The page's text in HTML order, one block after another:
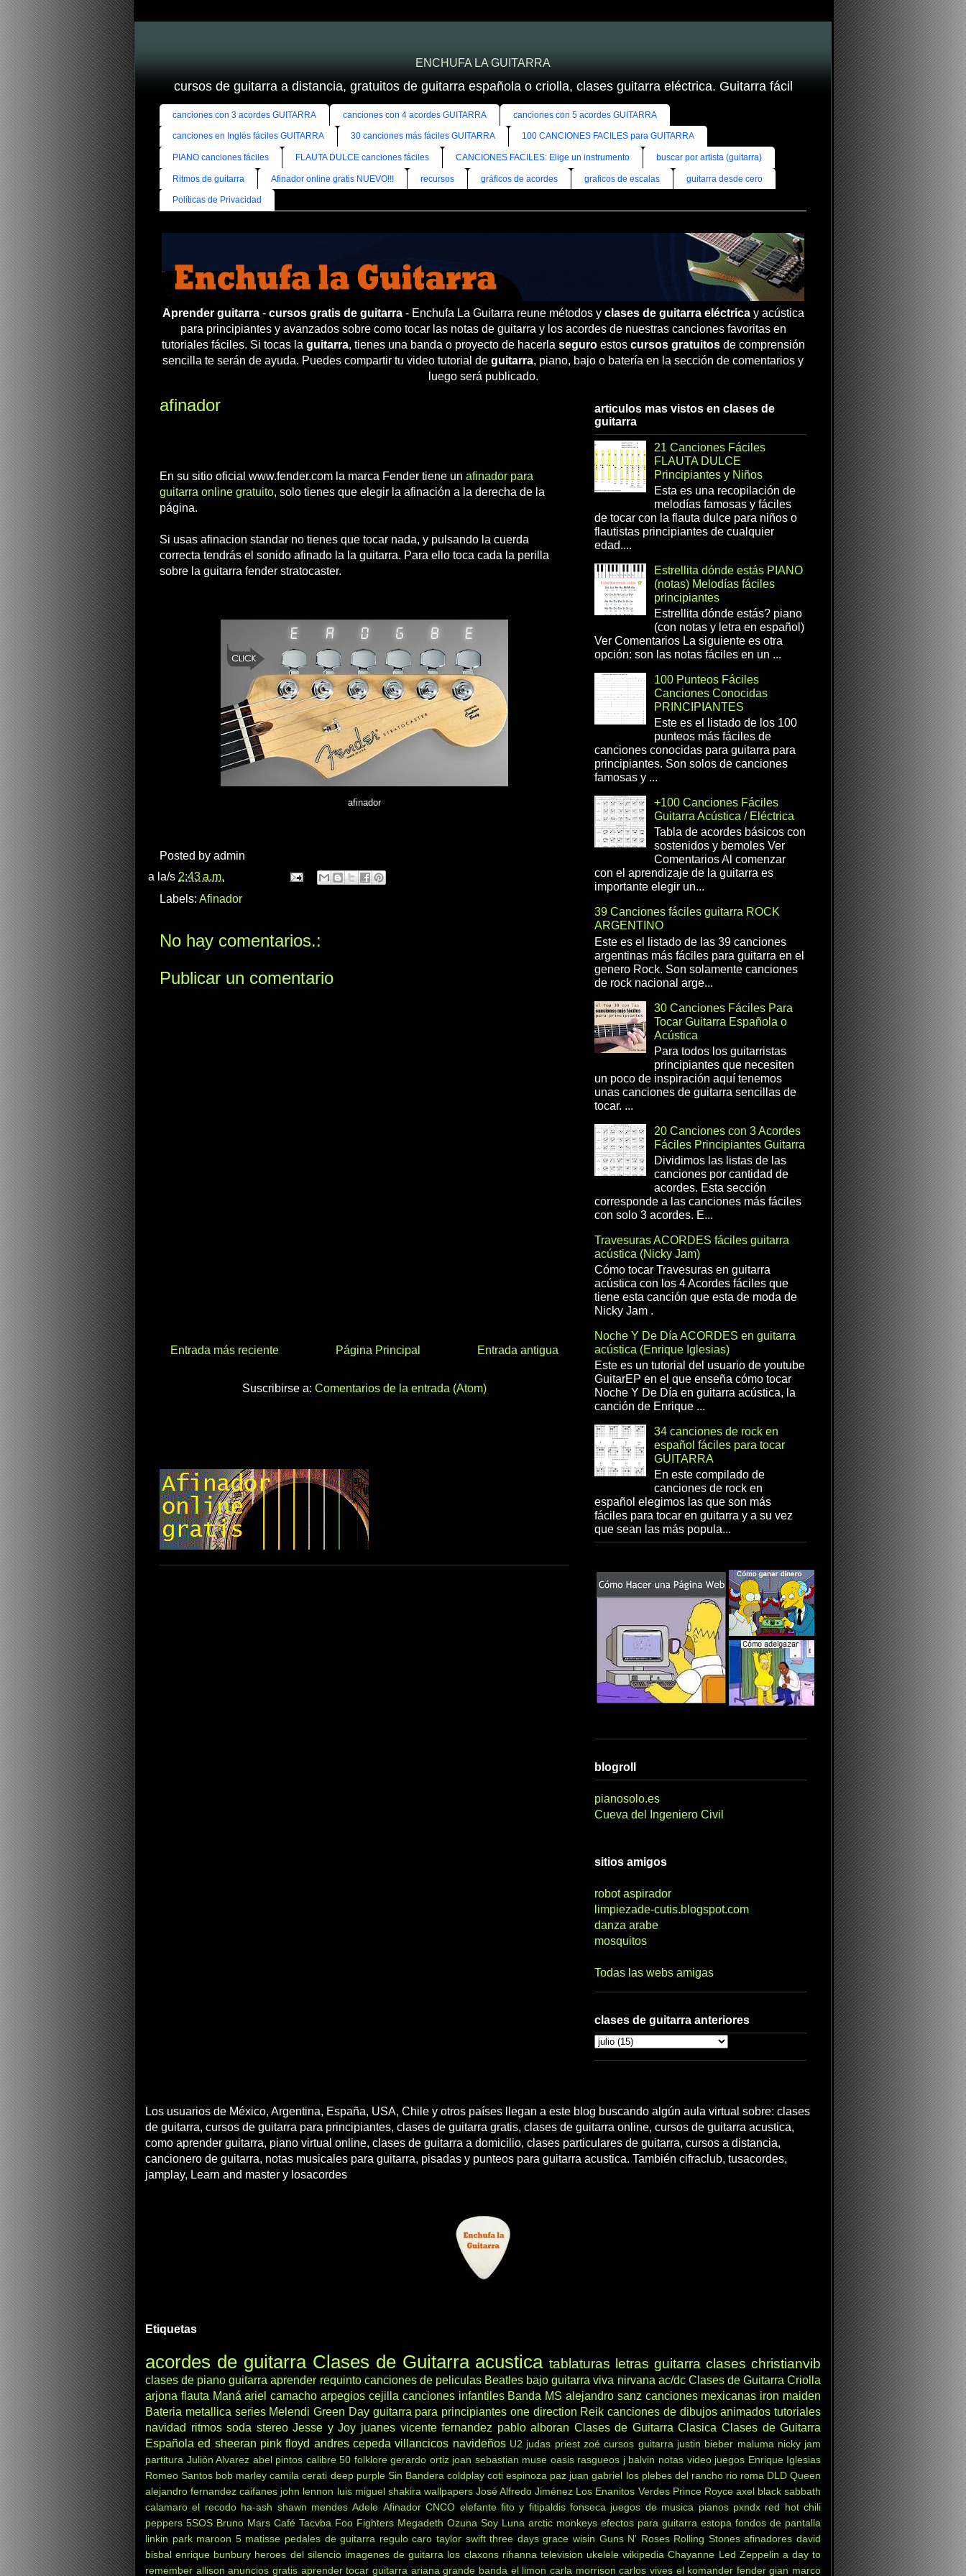
ENCHUFA LA GUITARRA
cursos de guitarra a distancia, gratuitos de guitarra española o criolla, clases guitarra eléctrica. Guitarra fácil
canciones con 3 acordes GUITARRA canciones con 4 acordes GUITARRA canciones con 5 acordes GUITARRA
canciones en Inglés fáciles GUITARRA 30 canciones más fáciles GUITARRA 100 CANCIONES FACILES para GUITARRA
PIANO canciones fáciles FLAUTA DULCE canciones fáciles CANCIONES FACILES: Elige un instrumento buscar por artista (guitarra)
Ritmos de guitarra Afinador online gratis NUEVO!!! recursos gráficos de acordes graficos de escalas guitarra desde cero
Políticas de Privacidad
Aprender guitarra- cursos gratis de guitarra- Enchufa La Guitarra reune métodos y clases de guitarra eléctricay acústica
para principiantes y avanzados sobre como tocar las notas de guitarra y los acordes de nuestras canciones favoritas en
tutoriales fáciles. Si tocas la guitarra, tienes una banda o proyecto de hacerla seguroestos cursos gratuitosde comprensión
sencilla te serán de ayuda. Puedes compartir tu video tutorial de guitarra, piano, bajo o batería en la sección de comentarios y
luego será publicado.
afinador
En su sitio oficial www.fender.com la marca Fender tiene un afinador para
guitarra online gratuito, solo tienes que elegir la afinación a la derecha de la
página.
Si usas afinacion standar no tienes que tocar nada, y pulsando la cuerda
correcta tendrás el sonido afinado la la guitarra. Para ello toca cada la perilla
sobre la guitarra fender stratocaster.
afinador
Posted by admin
a la/s 2:43 a.m.
Labels: Afinador
No hay comentarios.:
Publicar un comentario
Entrada más reciente Entrada antigua
Página Principal
Suscribirse a: Comentarios de la entrada (Atom)
articulos mas vistos en clases de
guitarra
21 Canciones Fáciles
FLAUTA DULCE
Principiantes y Niños
Esta es una recopilación de
melodías famosas y fáciles
de tocar con la flauta dulce para niños o
flautistas principiantes de cualquier
edad....
Estrellita dónde estás PIANO
(notas) Melodías fáciles
principiantes
Estrellita dónde estás? piano
(con notas y letra en español)
Ver Comentarios La siguiente es otra
opción: son las notas fáciles en un ...
100 Punteos Fáciles
Canciones Conocidas
PRINCIPIANTES
Este es el listado de los 100
punteos más fáciles de
canciones conocidas para guitarra para
principiantes. Son solos de canciones
famosas y ...
+100 Canciones Fáciles
Guitarra Acústica / Eléctrica
Tabla de acordes básicos con
sostenidos y bemoles Ver
Comentarios Al comenzar
con el aprendizaje de la guitarra es
importante elegir un...
39 Canciones fáciles guitarra ROCK
ARGENTINO
Este es el listado de las 39 canciones
argentinas más fáciles para guitarra en el
genero Rock. Son solamente canciones
de rock nacional arge...
30 Canciones Fáciles Para
Tocar Guitarra Española o
Acústica
Para todos los guitarristas
principiantes que necesiten
un poco de inspiración aquí tenemos
unas canciones de guitarra sencillas de
tocar. ...
20 Canciones con 3 Acordes
Fáciles Principiantes Guitarra
Dividimos las listas de las
canciones por cantidad de
acordes. Esta sección
corresponde a las canciones más fáciles
con solo 3 acordes. E...
Travesuras ACORDES fáciles guitarra
acústica (Nicky Jam)
Cómo tocar Travesuras en guitarra
acústica con los 4 Acordes fáciles que
tiene esta canción que esta de moda de
Nicky Jam .
Noche Y De Día ACORDES en guitarra
acústica (Enrique Iglesias)
Este es un tutorial del usuario de youtube
GuitarEP en el que enseña cómo tocar
Noche Y De Día en guitarra acústica, la
canción de Enrique ...
34 canciones de rock en
español fáciles para tocar
GUITARRA
En este compilado de
canciones de rock en
español elegimos las que son más
fáciles para tocar en guitarra y a su vez
que sean las más popula...
blogroll
pianosolo.es
Cueva del Ingeniero Civil
sitios amigos
robot aspirador
limpiezade-cutis.blogspot.com
danza arabe
mosquitos
Todas las webs amigas
clases de guitarra anteriores
Los usuarios de México, Argentina, España, USA, Chile y otros países llegan a este blog buscando algún aula virtual sobre: clases
de guitarra, cursos de guitarra para principiantes, clases de guitarra gratis, clases de guitarra online, cursos de guitarra acustica,
como aprender guitarra, piano virtual online, clases de guitarra a domicilio, clases particulares de guitarra, cursos a distancia,
cancionero de guitarra, notas musicales para guitarra, pisadas y punteos para guitarra acustica. También cifraclub, tusacordes,
jamplay, Learn and master y losacordes
Etiquetas
acordes de guitarra Clases de Guitarra acustica tablaturas letras guitarra clases christianvib
clases de piano guitarra aprender requinto canciones de peliculas Beatles bajo guitarra viva nirvana ac/dc Clases de Guitarra Criolla
arjona flauta Maná ariel camacho arpegios cejilla canciones infantiles Banda MS alejandro sanz canciones mexicanas iron maiden
Bateria metallica series Melendi Green Day guitarra para principiantes one direction Reik canciones de dibujos animados tutoriales
navidad ritmos soda stereo Jesse y Joy juanes vicente fernandez pablo alboran Clases de Guitarra Clasica Clases de Guitarra
Española ed sheeran pink floyd andres cepeda villancicos navideños U2 judas priest zoé cursos guitarra justin bieber maluma nicky jam
partitura Julión Alvarez abel pintos calibre 50 folklore gerardo ortiz joan sebastian muse oasis rasgueos j balvin notas video juegos Enrique Iglesias
Romeo Santos bob marley camila cerati deep purple Sin Bandera coldplay coti espinoza paz juan gabriel los plebes del rancho rio roma DLD Queen
alejandro fernandez caifanes john lennon luis miguel shakira wallpapers José Alfredo Jiménez Los Enanitos Verdes Prince Royce axel black sabbath
calamaro el recodo ha-ash shawn mendes Adele Afinador CNCO elefante fito y fitipaldis fonseca juegos de musica pianos pxndx red hot chili
peppers 5SOS Bruno Mars Café Tacvba Foo Fighters Megadeth Ozuna Soy Luna arctic monkeys efectos para guitarra estopa fondos de pantalla
linkin park maroon 5 matisse pedales de guitarra regulo caro taylor swift three days grace wisin Guns N' Roses Rolling Stones afinadores david
bisbal enrique bunbury heroes del silencio imagenes de guitarra los claxons rihanna television ukelele wikipedia Chayanne Led Zeppelin a day to
remember allison anuncios gratis aprender tocar guitarra ariana grande banda el limon carla morrison carlos vives el komander fender gian marco